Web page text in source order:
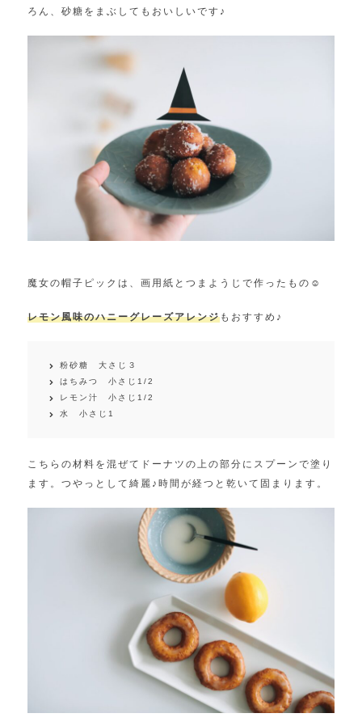
ろん、砂糖をまぶしてもおいしいです♪
魔女の帽子ピックは、画用紙とつまようじで作ったもの☺︎
レモン風味のハニーグレーズアレンジもおすすめ♪
粉砂糖 大さじ３
はちみつ 小さじ1/2
レモン汁 小さじ1/2
水 小さじ1
こちらの材料を混ぜてドーナツの上の部分にスプーンで塗り
ます。つやっとして綺麗♪時間が経つと乾いて固まります。